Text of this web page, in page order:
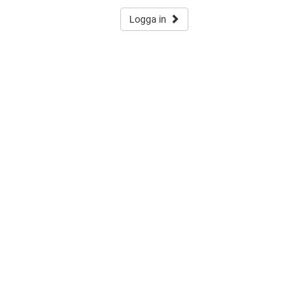
Logga in